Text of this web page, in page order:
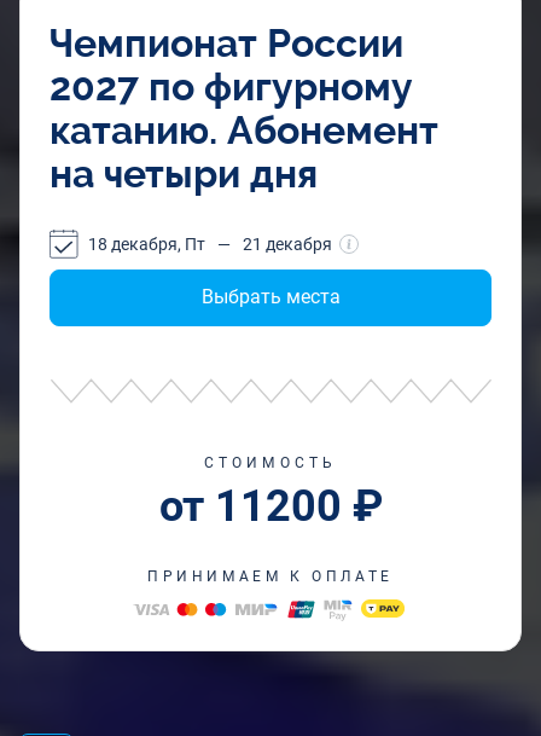
Чемпионат России
2027 по фигурному
катанию. Абонемент
на четыри дня
Выбрать места
18 декабря, Пт — 21 декабря
СТОИМОСТЬ
от 11200 ₽
ПРИНИМАЕМ К ОПЛАТЕ